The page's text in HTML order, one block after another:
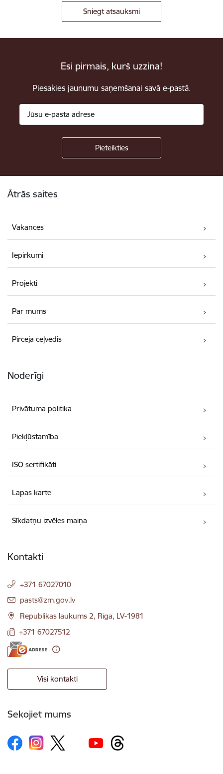
Sniegt atsauksmi
Esi pirmais, kurš uzzina!
Piesakies jaunumu saņemšanai savā e-pastā.
Ātrās saites
Vakances
Iepirkumi
Projekti
Par mums
Pircēja ceļvedis
Noderīgi
Privātuma politika
Piekļūstamība
ISO sertifikāti
Lapas karte
Sīkdatņu izvēles maiņa
Kontakti
+371 67027010
E-pasts:
pasts@zm.gov.lv
Republikas laukums 2, Rīga, LV-1981
+371 67027512
Visi kontakti
Sekojiet mums